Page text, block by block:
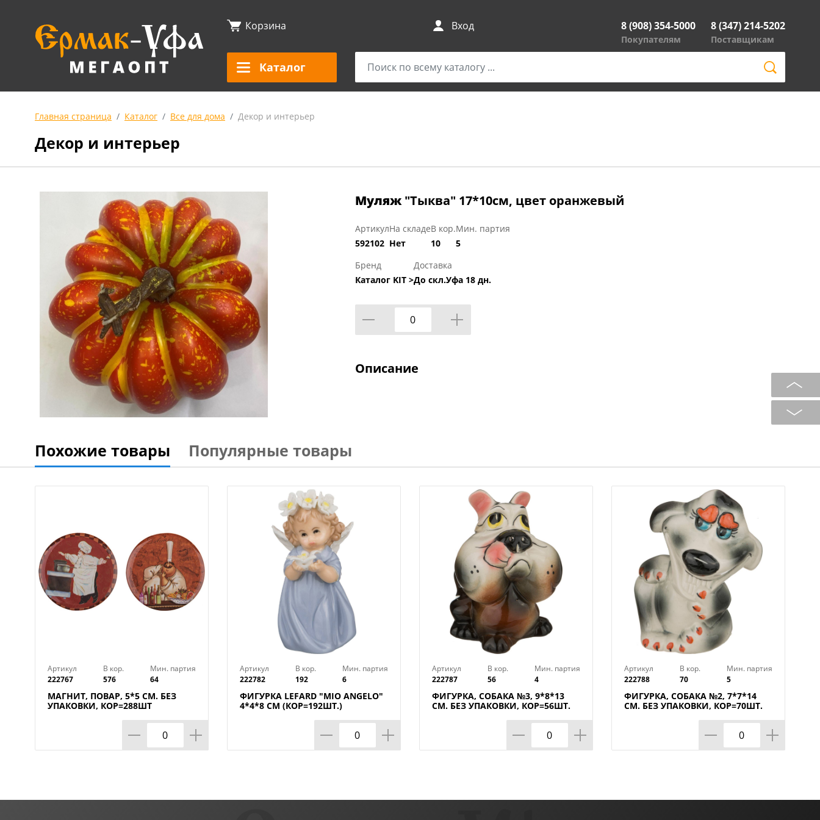
Корзина Вход 8 (908) 354-5000
Покупателям
8 (347) 214-5202
Поставщикам
Каталог
Главная страница Каталог Все для дома Декор и интерьер
Декор и интерьер
Муляж "Тыква" 17*10см, цвет оранжевый
Артикул
592102
На складе
Нет
В кор.
10
Мин. партия
5
Бренд
Каталог KIT >
Доставка
До скл.Уфа 18 дн.
Описание
Похожие товары Популярные товары
Артикул
222767
В кор.
576
Мин. партия
64
МАГНИТ, ПОВАР, 5*5 СМ. БЕЗ
УПАКОВКИ, КОР=288ШТ
Артикул
222782
В кор.
192
Мин. партия
6
ФИГУРКА LEFARD "MIO ANGELO"
4*4*8 СМ (КОР=192ШТ.)
Артикул
222787
В кор.
56
Мин. партия
4
ФИГУРКА, СОБАКА №3, 9*8*13
СМ. БЕЗ УПАКОВКИ, КОР=56ШТ.
Артикул
222788
В кор.
70
Мин. партия
5
ФИГУРКА, СОБАКА №2, 7*7*14
СМ. БЕЗ УПАКОВКИ, КОР=70ШТ.